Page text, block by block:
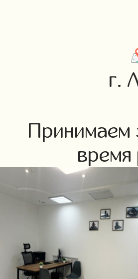
г.
Принимаем
время